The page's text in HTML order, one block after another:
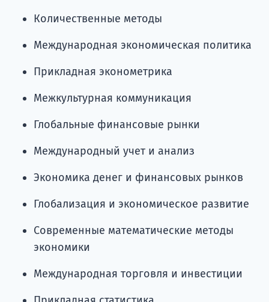
Количественные методы
Международная экономическая политика
Прикладная эконометрика
Межкультурная коммуникация
Глобальные финансовые рынки
Международный учет и анализ
Экономика денег и финансовых рынков
Глобализация и экономическое развитие
Современные математические методы
экономики
Международная торговля и инвестиции